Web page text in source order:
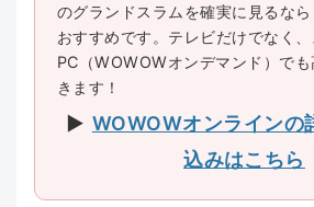
のグランドスラムを確実に見るな
おすすめです。テレビだけでなく
PC（WOWOWオンデマンド）で
きます！
▶ WOWOWオンラインの
込みはこちら